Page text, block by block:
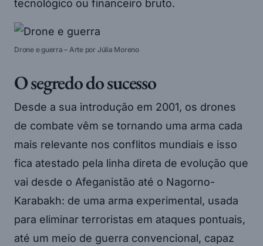
tecnológico ou financeiro bruto.
Drone e guerra – Arte por Júlia Moreno
O segredo do sucesso
Desde a sua introdução em 2001, os drones
de combate vêm se tornando uma arma cada
mais relevante nos conflitos mundiais e isso
fica atestado pela linha direta de evolução que
vai desde o Afeganistão até o Nagorno-
Karabakh: de uma arma experimental, usada
para eliminar terroristas em ataques pontuais,
até um meio de guerra convencional, capaz